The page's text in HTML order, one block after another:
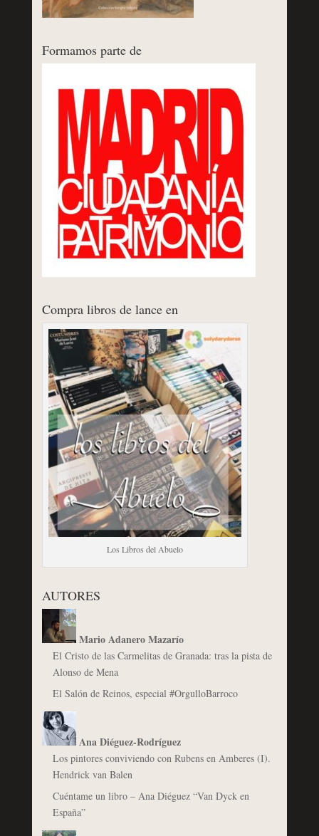
Formamos parte de
Compra libros de lance en
Los Libros del Abuelo
AUTORES
Mario Adanero Mazarío
El Cristo de las Carmelitas de Granada: tras la pista de
Alonso de Mena
El Salón de Reinos, especial #OrgulloBarroco
Ana Diéguez-Rodríguez
Los pintores conviviendo con Rubens en Amberes (I).
Hendrick van Balen
Cuéntame un libro – Ana Diéguez “Van Dyck en
España”